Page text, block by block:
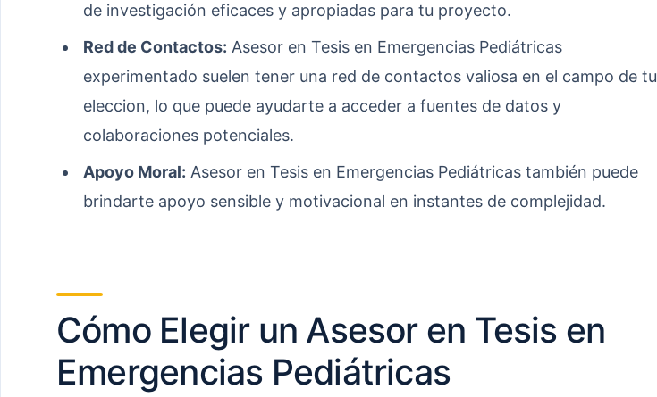
de investigación eficaces y apropiadas para tu proyecto.
Red de Contactos: Asesor en Tesis en Emergencias Pediátricas
experimentado suelen tener una red de contactos valiosa en el campo de tu
eleccion, lo que puede ayudarte a acceder a fuentes de datos y
colaboraciones potenciales.
Apoyo Moral: Asesor en Tesis en Emergencias Pediátricas también puede
brindarte apoyo sensible y motivacional en instantes de complejidad.
Cómo Elegir un Asesor en Tesis en
Emergencias Pediátricas